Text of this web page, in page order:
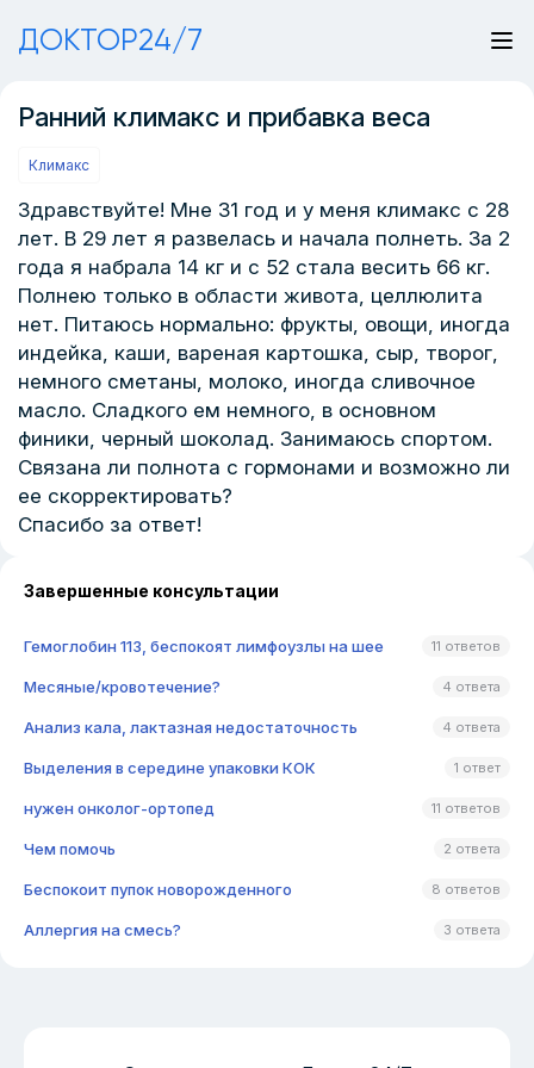
ДОКТОР24/7
Ранний климакс и прибавка веса
Климакс
Здравствуйте! Мне 31 год и у меня климакс с 28
лет. В 29 лет я развелась и начала полнеть. За 2
года я набрала 14 кг и с 52 стала весить 66 кг.
Полнею только в области живота, целлюлита
нет. Питаюсь нормально: фрукты, овощи, иногда
индейка, каши, вареная картошка, сыр, творог,
немного сметаны, молоко, иногда сливочное
масло. Сладкого ем немного, в основном
финики, черный шоколад. Занимаюсь спортом.
Связана ли полнота с гормонами и возможно ли
ее скорректировать?
Спасибо за ответ!
Завершенные консультации
Гемоглобин 113, беспокоят лимфоузлы на шее 11 ответов
Месяные/кровотечение? 4 ответа
Анализ кала, лактазная недостаточность 4 ответа
Выделения в середине упаковки КОК 1 ответ
нужен онколог-ортопед 11 ответов
Чем помочь 2 ответа
Беспокоит пупок новорожденного 8 ответов
Аллергия на смесь? 3 ответа